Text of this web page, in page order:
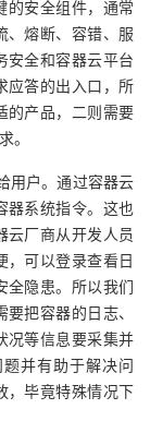
的安全组件，通常
、熔断、容错、服
安全和容器云平台
应答的出入口，所
的产品，二则需要
。
用户。通过容器云
器系统指令。这也
云厂商从开发人员
，可以登录查看日
全隐患。所以我们
把容器的日志、
况等信息要采集并
并有助于解决问
，毕竟特殊情况下